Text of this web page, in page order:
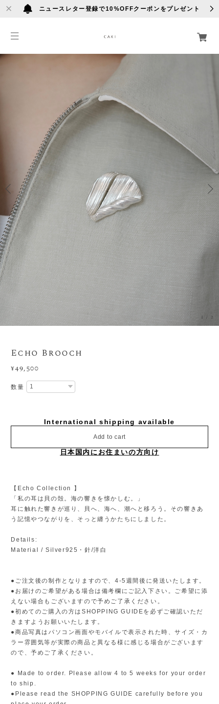
ニュースレター登録で10%OFFクーポンをプレゼント
1 / 2
Echo Brooch
¥49,500
数量
International shipping available
Add to cart
日本国内にお住まいの方向け
【Echo Collection 】
「私の耳は貝の殻。海の響きを懐かしむ。」
耳に触れた響きが巡り、貝へ、海へ、潮へと移ろう。その響きあ
う記憶やつながりを、そっと纏うかたちにしました。
Details:
Material / Silver925・針/洋白
●ご注文後の制作となりますので、4-5週間後に発送いたします。
●お届けのご希望がある場合は備考欄にご記入下さい。ご希望に添
えない場合もございますので予めご了承ください。
●初めてのご購入の方はSHOPPING GUIDEを必ずご確認いただ
きますようお願いいたします。
●商品写真はパソコン画面やモバイルで表示された時、サイズ・カ
ラー雰囲気等が実際の商品と異なる様に感じる場合がございます
ので、予めご了承ください。
● Made to order. Please allow 4 to 5 weeks for your order
to ship.
●Please read the SHOPPING GUIDE carefully before you